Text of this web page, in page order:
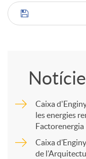
C
m
Caixa
les energies
Factorenergia
Caixa
de